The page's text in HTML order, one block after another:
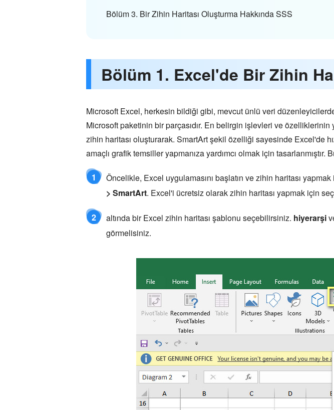
Bölüm 3. Bir Zihin Haritası Oluşturma Hakkında SSS
Bölüm 1. Excel'de Bir Zihin
Microsoft Excel, herkesin bildiği gibi, mevcut ünlü veri
Microsoft paketinin bir parçasıdır. En belirgin işlevleri ve
zihin haritası oluşturarak. SmartArt şekil özelliği sayesinde Excel'de
amaçlı grafik temsiller yapmanıza yardımcı olmak için tasarlanmıştır.
1 Öncelikle, Excel uygulamasını başlatın ve zihin haritası
> SmartArt. Excel'i ücretsiz olarak zihin haritası yapmak için
2 altında bir Excel zihin haritası şablonu seçebilirsiniz. hiyerarşi
görmelisiniz.